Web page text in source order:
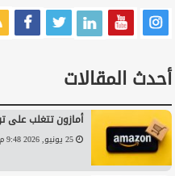
أحدث المقالات
أمازون تتغلب على
25 يونيو, 2026 9:48 م